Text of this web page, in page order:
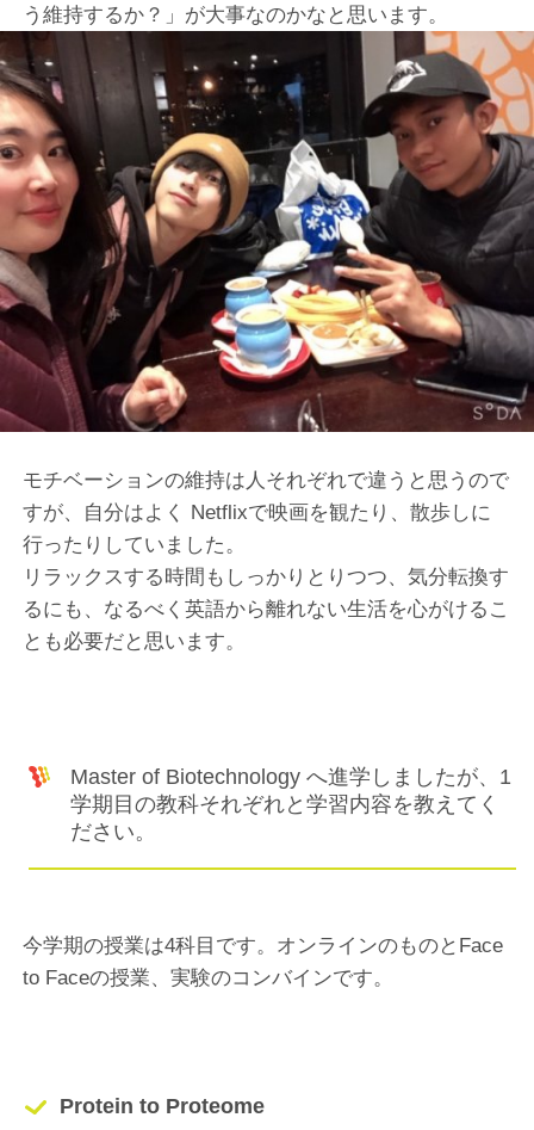
う維持するか？」が大事なのかなと思います。
モチベーションの維持は人それぞれで違うと思うので
すが、自分はよく Netflixで映画を観たり、散歩しに
行ったりしていました。
リラックスする時間もしっかりとりつつ、気分転換す
るにも、なるべく英語から離れない生活を心がけるこ
とも必要だと思います。
Master of Biotechnology へ進学しましたが、1
学期目の教科それぞれと学習内容を教えてく
ださい。
今学期の授業は4科目です。オンラインのものとFace
to Faceの授業、実験のコンバインです。
Protein to Proteome